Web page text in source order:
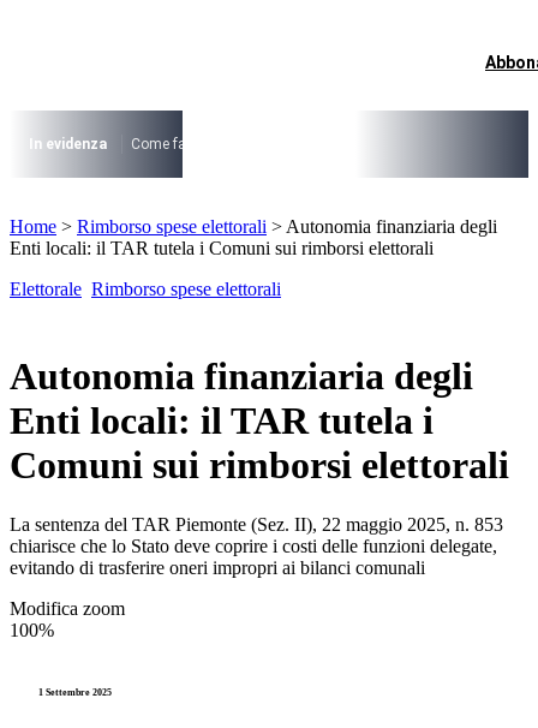
I più cercati
Lorem ipsum dolor sit amet consectetur
Lorem ipsum dolor sit amet consectetur
In evidenza Come fare per …
Lorem ipsum dolor sit amet consectetur
Home > Rimborso spese elettorali > Autonomia finanziaria degli
Enti locali: il TAR tutela i Comuni sui rimborsi elettorali
Elettorale Rimborso spese elettorali
Autonomia finanziaria degli
Enti locali: il TAR tutela i
Comuni sui rimborsi elettorali
La sentenza del TAR Piemonte (Sez. II), 22 maggio 2025, n. 853
chiarisce che lo Stato deve coprire i costi delle funzioni delegate,
evitando di trasferire oneri impropri ai bilanci comunali
Modifica zoom
100%
1 Settembre 2025